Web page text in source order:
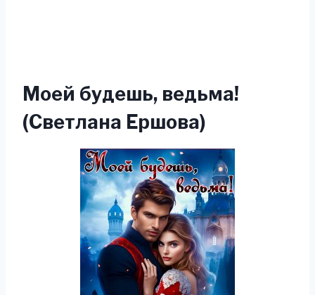
Моей будешь, ведьма!
(Светлана Ершова)